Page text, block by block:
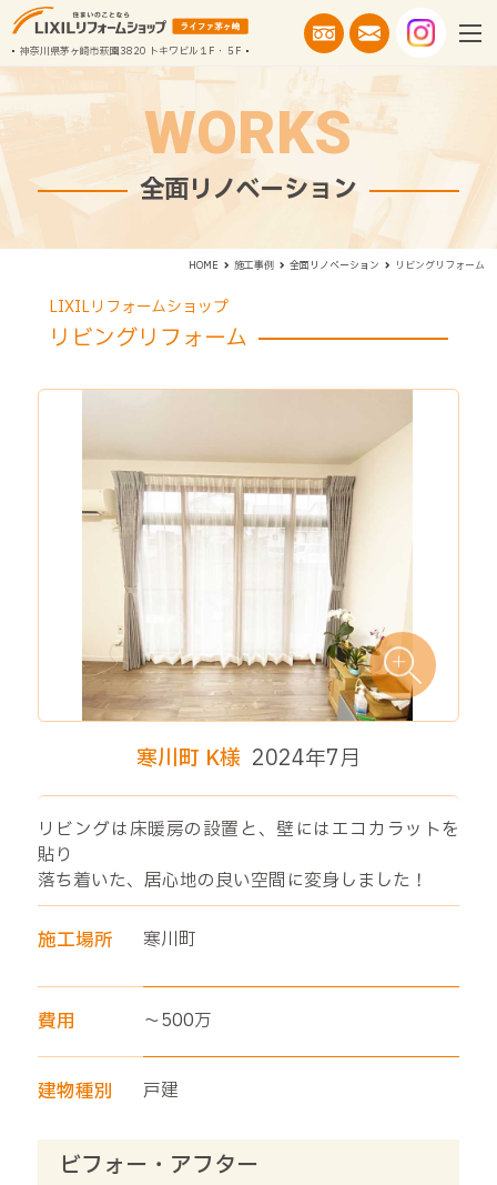
神奈川県茅ヶ崎市萩園3820 トキワビル１F・５F
WORKS
全面リノベーション
HOME 施工事例 全面リノベーション リビングリフォーム
LIXILリフォームショップ
リビングリフォーム
寒川町 K様 2024年7月
リビングは床暖房の設置と、壁にはエコカラットを
貼り
落ち着いた、居心地の良い空間に変身しました！
施工場所 寒川町
費用 ～500万
建物種別 戸建
ビフォー・アフター